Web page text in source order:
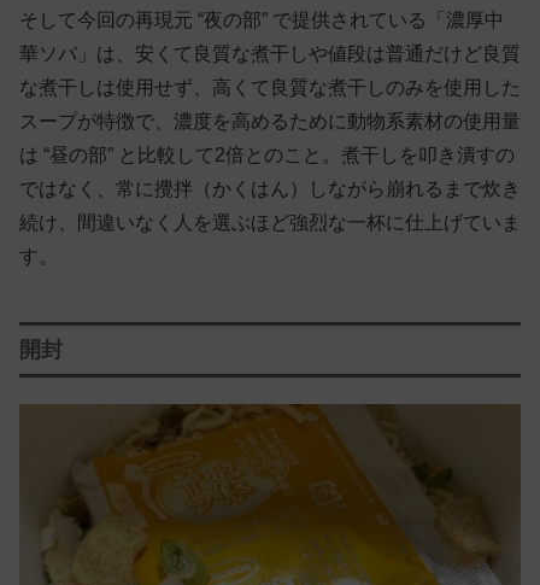
そして今回の再現元 “夜の部” で提供されている「濃厚中
華ソバ」は、安くて良質な煮干しや値段は普通だけど良質
な煮干しは使用せず、高くて良質な煮干しのみを使用した
スープが特徴で、濃度を高めるために動物系素材の使用量
は “昼の部” と比較して2倍とのこと。煮干しを叩き潰すの
ではなく、常に攪拌（かくはん）しながら崩れるまで炊き
続け、間違いなく人を選ぶほど強烈な一杯に仕上げていま
す。
開封